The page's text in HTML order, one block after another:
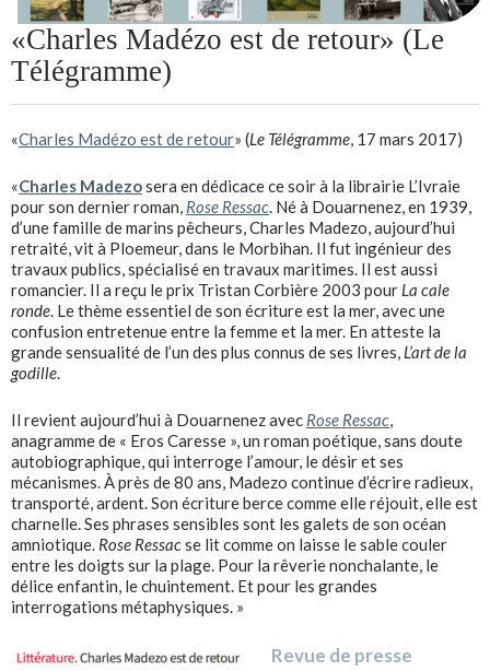
«Charles Madézo est de retour» (Le
Télégramme)
«Charles Madézo est de retour» (Le Télégramme, 17 mars 2017)
«Charles Madezosera en dédicace ce soir à la librairie L’Ivraie
pour son dernier roman, Rose Ressac. Né à Douarnenez, en 1939,
d’une famille de marins pêcheurs, Charles Madezo, aujourd’hui
retraité, vit à Ploemeur, dans le Morbihan. Il fut ingénieur des
travaux publics, spécialisé en travaux maritimes. Il est aussi
romancier. Il a reçu le prix Tristan Corbière 2003 pour La cale
ronde. Le thème essentiel de son écriture est la mer, avec une
confusion entretenue entre la femme et la mer. En atteste la
grande sensualité de l’un des plus connus de ses livres, L’art de la
godille.
Il revient aujourd’hui à Douarnenez avec Rose Ressac,
anagramme de « Eros Caresse », un roman poétique, sans doute
autobiographique, qui interroge l’amour, le désir et ses
mécanismes. À près de 80 ans, Madezo continue d’écrire radieux,
transporté, ardent. Son écriture berce comme elle réjouit, elle est
charnelle. Ses phrases sensibles sont les galets de son océan
amniotique. Rose Ressacse lit comme on laisse le sable couler
entre les doigts sur la plage. Pour la rêverie nonchalante, le
délice enfantin, le chuintement. Et pour les grandes
interrogations métaphysiques. »
Revue de presse